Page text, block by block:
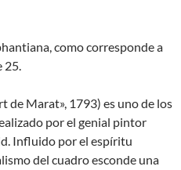
como corresponde a
25.
de Marat», 1793) es uno de los
por el genial pintor
Influido por el espíritu
del cuadro esconde una